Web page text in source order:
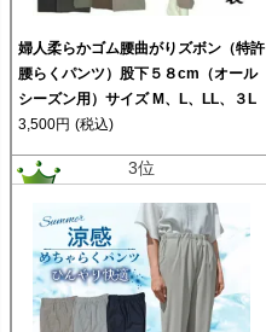
婦人柔らかゴム腰曲がりズボン（特許
腰らくパンツ）股下５８cm（オール
シーズン用）サイズ M、L、LL、３L
3,500円 (税込)
3位